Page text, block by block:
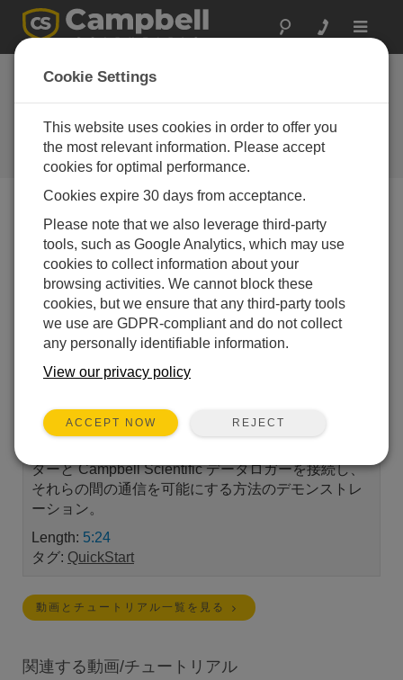
Toggle
概要とソフトウェアのセットア
ップ (クイックスタート パート
デバイスの接続とソフトウェアの設定
Campbell Scientific システムをすぐに起動して実行
ターと Campbell Scientific データロガーを接続し、
それらの間の通信を可能にする方法のデモンストレ
ーション。
Length: 5:24
タグ: QuickStart
動画とチュートリアル一覧を見る
関連する動画/チュートリアル
Cookie Settings
This website uses cookies in order to offer you
the most relevant information. Please accept
cookies for optimal performance.
Cookies expire 30 days from acceptance.
Please note that we also leverage third-party
tools, such as Google Analytics, which may use
cookies to collect information about your
browsing activities. We cannot block these
cookies, but we ensure that any third-party tools
we use are GDPR-compliant and do not collect
any personally identifiable information.
View our privacy policy
ACCEPT NOW REJECT